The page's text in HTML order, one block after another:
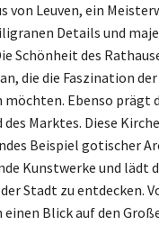
von Leuven, ein
Details und
Schönheit des
die die Faszination
möchten. Ebenso prägt
Marktes. Diese
Beispiel gotischer
Kunstwerke und lädt
Stadt zu entdecken.
einen Blick auf den